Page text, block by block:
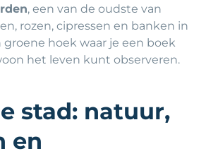
, een van de oudste van
rozen, cipressen en banken in
groene hoek waar je een boek
het leven kunt observeren.
stad: natuur,
en